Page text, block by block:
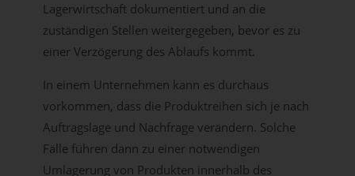
Lagerwirtschaft dokumentiert und an die
zuständigen Stellen weitergegeben, bevor es zu
einer Verzögerung des Ablaufs kommt.
In einem Unternehmen kann es durchaus
vorkommen, dass die Produktreihen sich je nach
Auftragslage und Nachfrage verändern. Solche
Fälle führen dann zu einer notwendigen
Umlagerung von Produkten innerhalb des